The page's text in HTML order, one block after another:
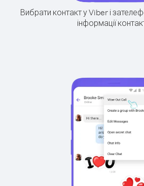
Вибрати контакт у Viber і
інформації